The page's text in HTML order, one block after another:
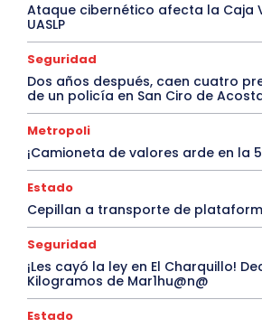
Ataque cibernético afecta la Caja
UASLP
Seguridad
Dos años después, caen cuatro
de un policía en San Ciro de
Metropoli
¡Camioneta de valores arde en la
Estado
Cepillan a transporte de
Seguridad
¡Les cayó la ley en El Charquillo!
Kilogramos de Mar1hu@n@
Estado